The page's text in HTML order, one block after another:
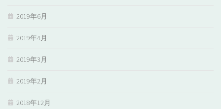
2019年6月
2019年4月
2019年3月
2019年2月
2018年12月